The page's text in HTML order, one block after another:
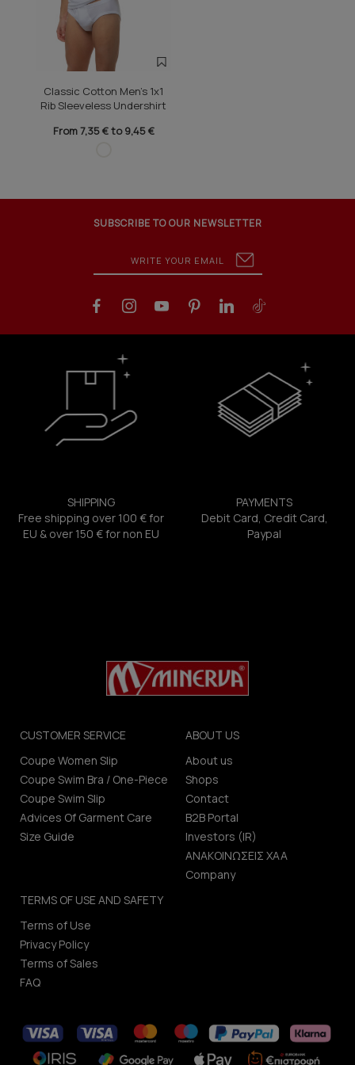
Classic Cotton Men's 1x1
Rib Sleeveless Undershirt
From 7,35 € to 9,45 €
SUBSCRIBE TO OUR NEWSLETTER
SHIPPING
Free shipping over 100 € for
EU & over 150 € for non EU
PAYMENTS
Debit Card, Credit Card,
Paypal
CUSTOMER SERVICE
Coupe Women Slip
Coupe Swim Bra / One-Piece
Coupe Swim Slip
Advices Of Garment Care
Size Guide
ABOUT US
About us
Shops
Contact
B2B Portal
Investors (IR)
ΑΝΑΚΟΙΝΩΣΕΙΣ ΧΑΑ
Company
TERMS OF USE AND SAFETY
Terms of Use
Privacy Policy
Terms of Sales
FAQ